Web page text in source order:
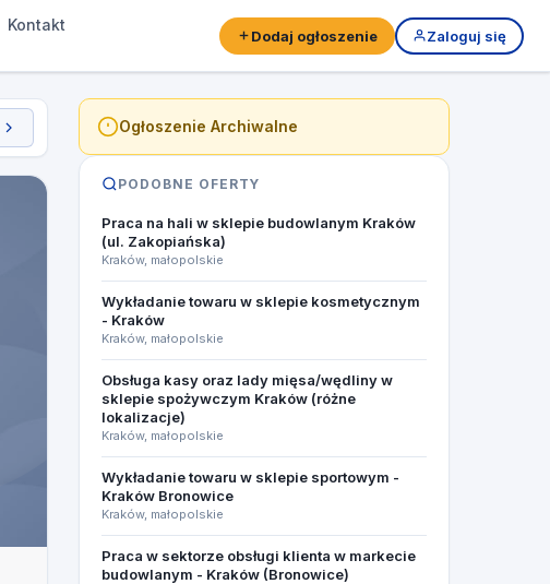
Kontakt
Dodaj ogłoszenie Zaloguj się
Ogłoszenie Archiwalne
PODOBNE OFERTY
Praca na hali w sklepie budowlanym Kraków
(ul. Zakopiańska)
Kraków, małopolskie
Wykładanie towaru w sklepie kosmetycznym
- Kraków
Kraków, małopolskie
Obsługa kasy oraz lady mięsa/wędliny w
sklepie spożywczym Kraków (różne
lokalizacje)
Kraków, małopolskie
Wykładanie towaru w sklepie sportowym -
Kraków Bronowice
Kraków, małopolskie
Praca w sektorze obsługi klienta w markecie
budowlanym - Kraków (Bronowice)​